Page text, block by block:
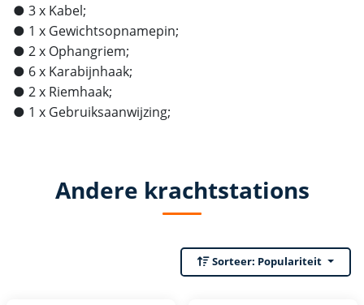
● 3 x Kabel;
● 1 x Gewichtsopnamepin;
● 2 x Ophangriem;
● 6 x Karabijnhaak;
● 2 x Riemhaak;
● 1 x Gebruiksaanwijzing;
Andere krachtstations
Sorteer: Populariteit